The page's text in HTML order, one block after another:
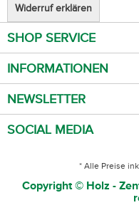
Widerruf erklären
SHOP SERVICE
INFORMATIONEN
NEWSLETTER
SOCIAL MEDIA
* Alle Preise
Copyright © Holz -